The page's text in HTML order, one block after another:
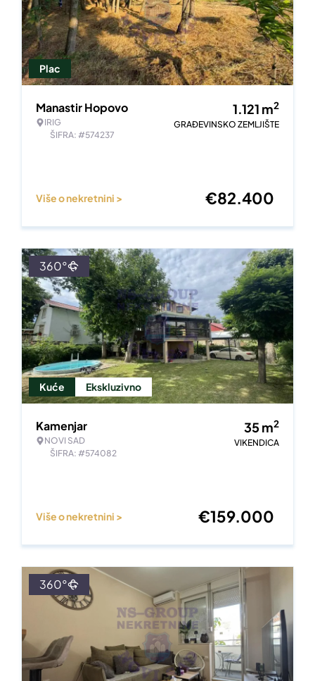
Plac
Manastir Hopovo
IRIG
ŠIFRA: #574237
1.121 m2
GRAĐEVINSKO ZEMLJIŠTE
Više o nekretnini > €82.400
Kuće Ekskluzivno
360°
Kamenjar
NOVI SAD
ŠIFRA: #574082
35m2
VIKENDICA
Više o nekretnini > €159.000
360°